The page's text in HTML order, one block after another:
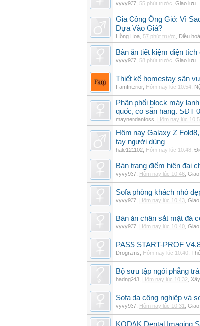
vyvy937 55 phút trước Giao lưu
Gia Công Ống Gió: Vì
Dựa Vào Giá?
Hồng Hoa 57 phút trước Điều
Bàn ăn tiết kiệm diện tích
vyvy937 58 phút trước Giao lưu
Thiết kế homestay sân
FamInterior, Hôm nay lúc 10:54
Phân phối block máy
quốc, có sẵn hàng. SĐT
maynendanfoss Hôm nay lúc
Hôm nay Galaxy Z
tay người dùng
hale121102 Hôm nay lúc 10:48
Bàn trang điểm hiện đại
vyvy937 Hôm nay lúc 10:46
Sofa phòng khách nhỏ
vyvy937 Hôm nay lúc 10:43
Bàn ăn chân sắt mặt đá
vyvy937 Hôm nay lúc 10:40
PASS START-PROF
Drograms Hôm nay lúc 10:40
Bộ sưu tập ngói phẳng
hadng243 Hôm nay lúc 10:32
Sofa da công nghiệp và
vyvy937 Hôm nay lúc 10:31
KODAK Dental Imaging